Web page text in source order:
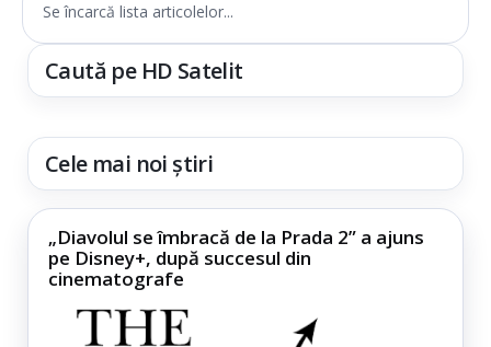
Se încarcă lista articolelor...
Caută pe HD Satelit
Cele mai noi știri
„Diavolul se îmbracă de la Prada 2” a ajuns
pe Disney+, după succesul din
cinematografe